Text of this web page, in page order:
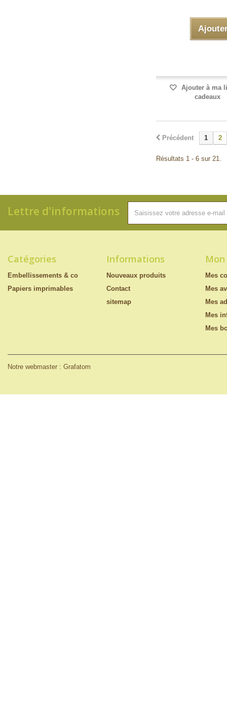
Ajouter à ma
cadeaux
Précédent 1 2
Résultats 1 - 6 sur 21.
Lettre d'informations
Catégories
Embellissements & co
Papiers imprimables
Informations
Nouveaux produits
Contact
sitemap
Notre webmaster : Grafatom
Mes
Mes
Mes
Mes
Mes